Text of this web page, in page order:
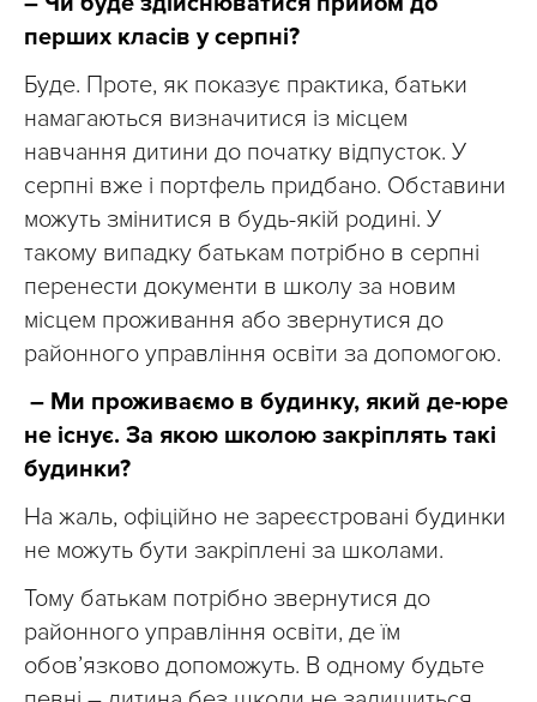
перших класів у серпні?
Буде. Проте, як показує практика, батьки
намагаються визначитися із місцем
навчання дитини до початку відпусток. У
серпні вже і портфель придбано. Обставини
можуть змінитися в будь-якій родині. У
такому випадку батькам потрібно в серпні
перенести документи в школу за новим
місцем проживання або звернутися до
районного управління освіти за допомогою.
– Ми проживаємо в будинку, який де-юре
не існує. За якою школою закріплять такі
будинки?
На жаль, офіційно не зареєстровані будинки
не можуть бути закріплені за школами.
Тому батькам потрібно звернутися до
районного управління освіти, де їм
обов’язково допоможуть. В одному будьте